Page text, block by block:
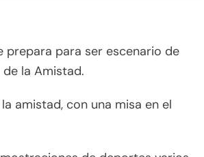
prepara para ser escenario de
la Amistad.
amistad, con una misa en el